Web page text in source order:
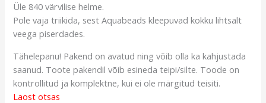
Üle 840 värvilise helme.
Pole vaja triikida, sest Aquabeads kleepuvad kokku lihtsalt
veega piserdades.
Tähelepanu! Pakend on avatud ning võib olla ka kahjustada
saanud. Toote pakendil võib esineda teipi/silte. Toode on
kontrollitud ja komplektne, kui ei ole märgitud teisiti.
Laost otsas